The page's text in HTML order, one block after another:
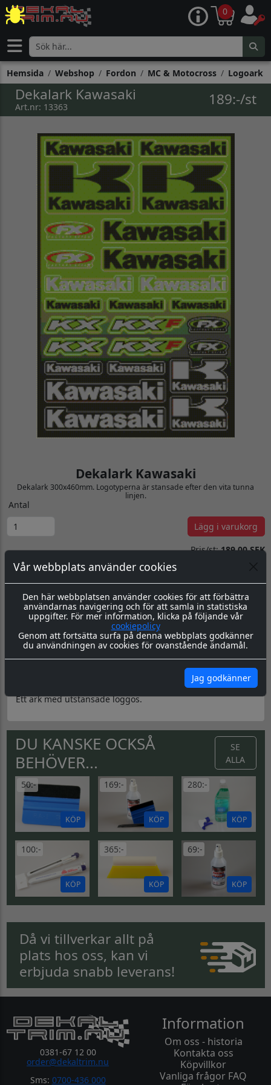
Vår webbplats använder cookies
Den här webbplatsen använder cookies för att förbättra
användarnas navigering och för att samla in statistiska
uppgifter. För mer information, klicka på följande vår
cookiepolicy
Genom att fortsätta surfa på denna webbplats godkänner
du användningen av cookies för ovanstående ändamål.
Jag godkänner
0
Hemsida Webshop Fordon MC & Motocross Logoark
Dekalark Kawasaki
Art.nr: 13363 189:-/st
Dekalark Kawasaki
Dekalark 300x460mm. Logotyperna är stansade efter den vita tunna
linjen.
Antal
Lägg i varukorg
Pris/st:189.00 SEK
Produktbeskrivning
Dokument
Dekalark 300x460mm. Logotyperna är stansade efter den
Ett ark med utstansade loggos.
DU KANSKE OCKSÅ
BEHÖVER...
SE
ALLA
50:-
KÖP
169:-
KÖP
280:-
KÖP
100:-
KÖP
365:-
KÖP
69:-
KÖP
Då vi tillverkar allt på
plats hos oss, kan vi
erbjuda snabb leverans!
0381-67 12 00
order@dekaltrim.nu
Sms: 0700-436 000
Information
Om oss - historia
Kontakta oss
Köpvillkor
Vanliga frågor FAQ